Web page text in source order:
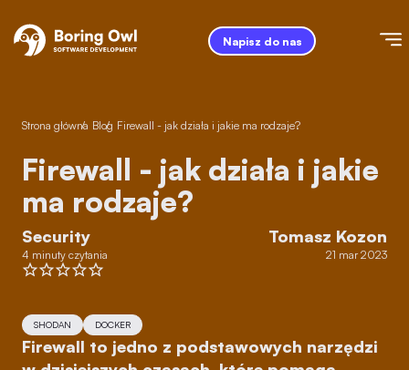
Napisz do nas
Strona główna
/ Blog
/ Firewall - jak działa i jakie ma rodzaje?
Firewall - jak działa i jakie
ma rodzaje?
Security
4 minuty czytania
Tomasz Kozon
21 mar 2023
SHODAN DOCKER
Firewall to jedno z podstawowych narzędzi